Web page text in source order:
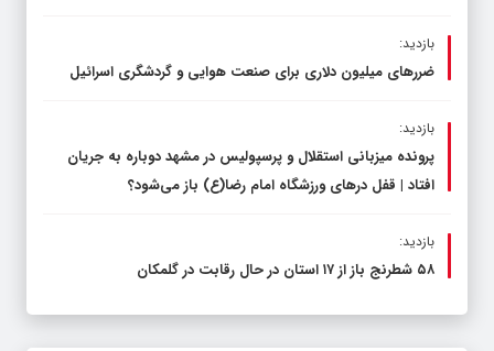
بازدید:
ضررهای میلیون دلاری برای صنعت هوایی و گردشگری اسرائیل
بازدید:
پرونده میزبانی استقلال و پرسپولیس در مشهد دوباره به جریان
افتاد | قفل در‌های ورزشگاه امام رضا(ع) باز می‌شود؟
بازدید:
۵۸ شطرنج‌ باز از ۱۷ استان در حال رقابت در گلمکان